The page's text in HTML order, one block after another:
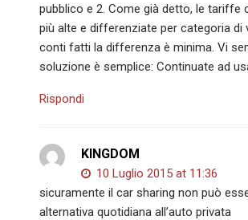
pubblico e 2. Come già detto, le tariffe
più alte e differenziate per categoria di
conti fatti la differenza è minima. Vi
soluzione è semplice: Continuate ad
Rispondi
KINGDOM
10 Luglio 2015 at 11:36
sicuramente il car sharing non può
alternativa quotidiana all’auto privata